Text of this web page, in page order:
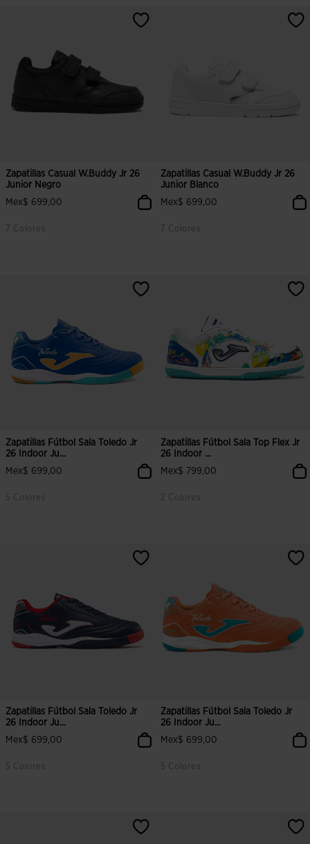
4.8 sobre 5 de valoración de clientes 5 sobre 5 de valoración de clientes
Zapatillas Casual W.Buddy Jr 26
Junior Negro
Mex$ 699,00
7 Colores
3.1 sobre 5 de valoración de clientes
Zapatillas Casual W.Buddy Jr 26
Junior Blanco
Mex$ 699,00
7 Colores
5 sobre 5 de valoración de clientes
Zapatillas Fútbol Sala Toledo Jr
26 Indoor Ju...
Mex$ 699,00
5 Colores
5 sobre 5 de valoración de clientes
Zapatillas Fútbol Sala Top Flex Jr
26 Indoor ...
Mex$ 799,00
2 Colores
3.9 sobre 5 de valoración de
Zapatillas Fútbol Sala Toledo Jr
26 Indoor Ju...
Mex$ 699,00
5 Colores
3.9 sobre 5 de valoración de clientes
Zapatillas Fútbol Sala Toledo Jr
26 Indoor Ju...
Mex$ 699,00
5 Colores
5 sobre 5 de valoración de clientes